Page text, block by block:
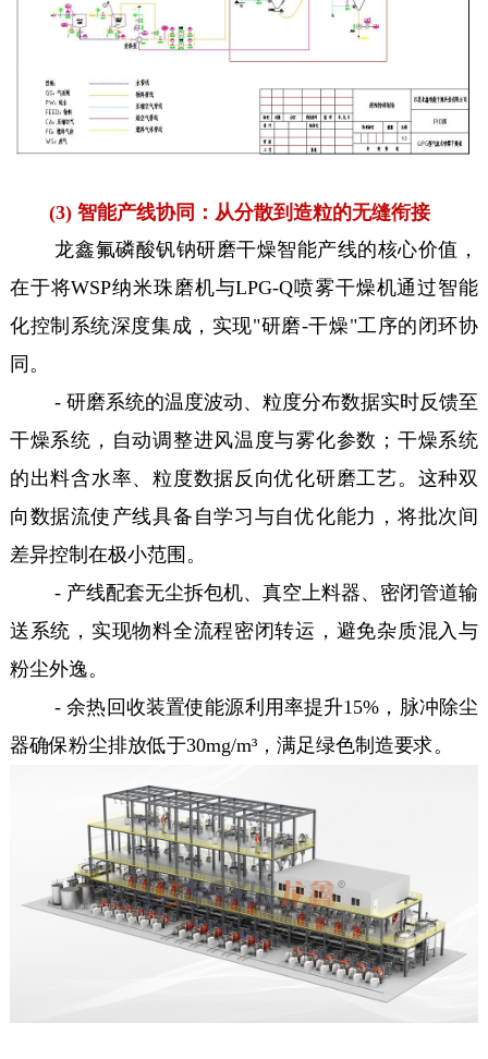
(3) 智能产线协同：从分散到造粒的无缝衔接
龙鑫氟磷酸钒钠研磨干燥智能产线的核心价值，
在于将WSP纳米珠磨机与LPG-Q喷雾干燥机通过智能
化控制系统深度集成，实现"研磨-干燥"工序的闭环协
同。
- 研磨系统的温度波动、粒度分布数据实时反馈至
干燥系统，自动调整进风温度与雾化参数；干燥系统
的出料含水率、粒度数据反向优化研磨工艺。这种双
向数据流使产线具备自学习与自优化能力，将批次间
差异控制在极小范围。
- 产线配套无尘拆包机、真空上料器、密闭管道输
送系统，实现物料全流程密闭转运，避免杂质混入与
粉尘外逸。
- 余热回收装置使能源利用率提升15%，脉冲除尘
器确保粉尘排放低于30mg/m³，满足绿色制造要求。